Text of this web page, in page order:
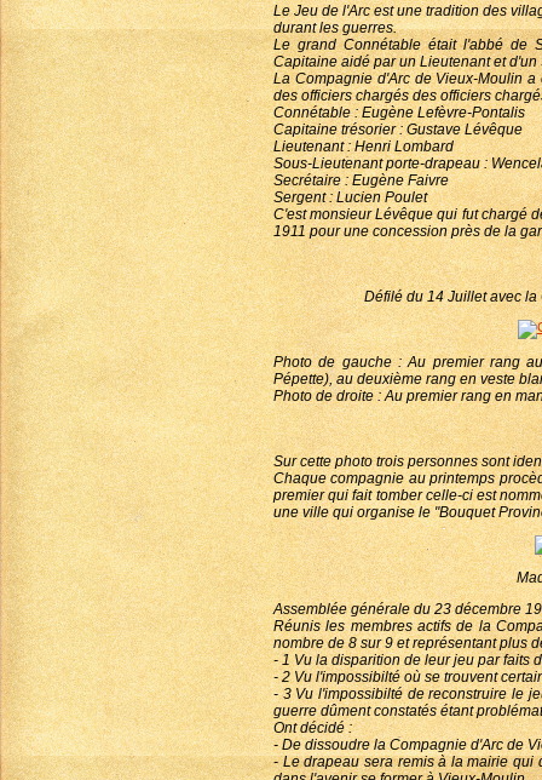
Le Jeu de l'Arc est une tradition des
durant les guerres.
Le grand Connétable était l'abbé de
Capitaine aidé par un Lieutenant et
La Compagnie d'Arc de Vieux-Moulin
des officiers chargés des officiers
Connétable : Eugène Lefèvre-Pontalis
Capitaine trésorier : Gustave Lévêque
Lieutenant : Henri Lombard
Sous-Lieutenant porte-drapeau :
Secrétaire : Eugène Faivre
Sergent : Lucien Poulet
C'est monsieur Lévêque qui fut chargé
1911 pour une concession près de la
Défilé du 14 Juillet avec
Photo de gauche : Au premier rang
Pépette), au deuxième rang en veste
Photo de droite : Au premier rang en
Sur cette photo trois personnes sont
Chaque compagnie au printemps
premier qui fait tomber celle-ci est
une ville qui organise le "Bouquet
Assemblée générale du 23 décembre
Réunis les membres actifs de la
nombre de 8 sur 9 et représentant plus
- 1 Vu la disparition de leur jeu par faits
- 2 Vu l'impossibilté où se trouvent
- 3 Vu l'impossibilté de reconstruire le
guerre dûment constatés étant
Ont décidé :
- De dissoudre la Compagnie d'Arc de
- Le drapeau sera remis à la mairie qui